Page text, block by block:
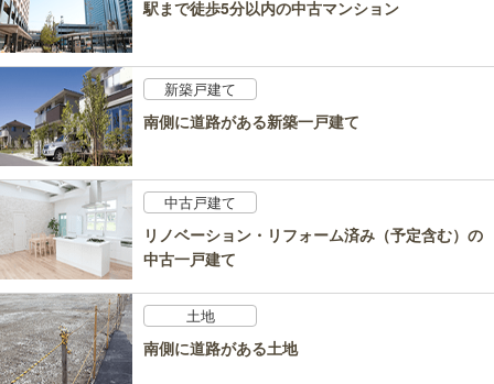
駅まで徒歩5分以内の中古マンション
新築戸建て
南側に道路がある新築一戸建て
中古戸建て
リノベーション・リフォーム済み（予定含む）の
中古一戸建て
土地
南側に道路がある土地